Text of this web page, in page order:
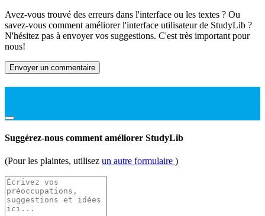
Avez-vous trouvé des erreurs dans l'interface ou les textes ? Ou
savez-vous comment améliorer l'interface utilisateur de StudyLib ?
N'hésitez pas à envoyer vos suggestions. C'est très important pour
nous!
Envoyer un commentaire
Suggérez-nous comment améliorer StudyLib
(Pour les plaintes, utilisez un autre formulaire )